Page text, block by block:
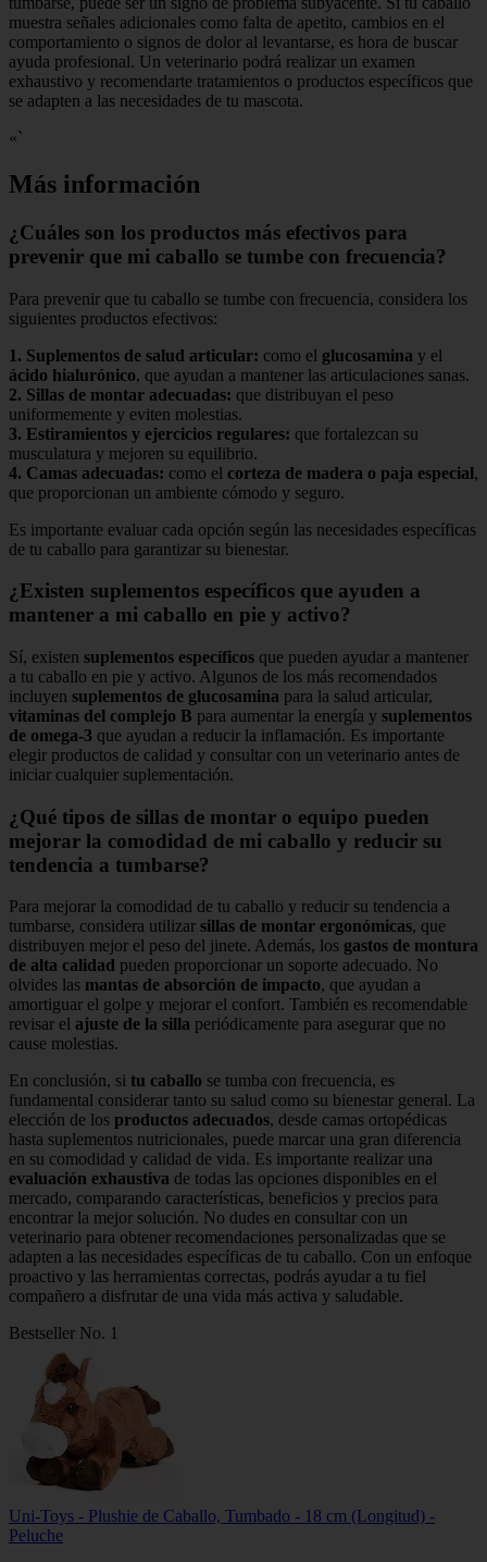
muestra señales adicionales como falta de apetito, cambios en el
comportamiento o signos de dolor al levantarse, es hora de buscar
ayuda profesional. Un veterinario podrá realizar un examen
exhaustivo y recomendarte tratamientos o productos específicos que
se adapten a las necesidades de tu mascota.
«`
Más información
¿Cuáles son los productos más efectivos para
prevenir que mi caballo se tumbe con frecuencia?
Para prevenir que tu caballo se tumbe con frecuencia, considera los
siguientes productos efectivos:
1. Suplementos de salud articular: como el glucosamina y el
ácido hialurónico, que ayudan a mantener las articulaciones sanas.
2. Sillas de montar adecuadas: que distribuyan el peso
uniformemente y eviten molestias.
3. Estiramientos y ejercicios regulares: que fortalezcan su
musculatura y mejoren su equilibrio.
4. Camas adecuadas: como el corteza de madera o paja especial,
que proporcionan un ambiente cómodo y seguro.
Es importante evaluar cada opción según las necesidades específicas
de tu caballo para garantizar su bienestar.
¿Existen suplementos específicos que ayuden a
mantener a mi caballo en pie y activo?
Sí, existen suplementos específicos que pueden ayudar a mantener
a tu caballo en pie y activo. Algunos de los más recomendados
incluyen suplementos de glucosamina para la salud articular,
vitaminas del complejo B para aumentar la energía y suplementos
de omega-3 que ayudan a reducir la inflamación. Es importante
elegir productos de calidad y consultar con un veterinario antes de
iniciar cualquier suplementación.
¿Qué tipos de sillas de montar o equipo pueden
mejorar la comodidad de mi caballo y reducir su
tendencia a tumbarse?
Para mejorar la comodidad de tu caballo y reducir su tendencia a
tumbarse, considera utilizar sillas de montar ergonómicas, que
distribuyen mejor el peso del jinete. Además, los gastos de montura
de alta calidad pueden proporcionar un soporte adecuado. No
olvides las mantas de absorción de impacto, que ayudan a
amortiguar el golpe y mejorar el confort. También es recomendable
revisar el ajuste de la silla periódicamente para asegurar que no
cause molestias.
En conclusión, si tu caballo se tumba con frecuencia, es
fundamental considerar tanto su salud como su bienestar general. La
elección de los productos adecuados, desde camas ortopédicas
hasta suplementos nutricionales, puede marcar una gran diferencia
en su comodidad y calidad de vida. Es importante realizar una
evaluación exhaustiva de todas las opciones disponibles en el
mercado, comparando características, beneficios y precios para
encontrar la mejor solución. No dudes en consultar con un
veterinario para obtener recomendaciones personalizadas que se
adapten a las necesidades específicas de tu caballo. Con un enfoque
proactivo y las herramientas correctas, podrás ayudar a tu fiel
compañero a disfrutar de una vida más activa y saludable.
Bestseller No. 1
Uni-Toys - Plushie de Caballo, Tumbado - 18 cm (Longitud) -
Peluche